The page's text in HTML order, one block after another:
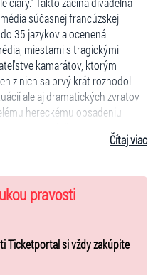
súčasnej francúzskej
35 jazykov a ocenená
miestami s tragickými
kamarátov, ktorým
z nich sa prvý krát rozhodol
ale aj dramatických zvratov
hereckému obsadeniu
Kassai, Martin Mňahončák,
VMA, Isabelle de la Patellière,
Christophe Paríž
Čítaj viac
pravosti
Ticketportal si vždy zakúpite